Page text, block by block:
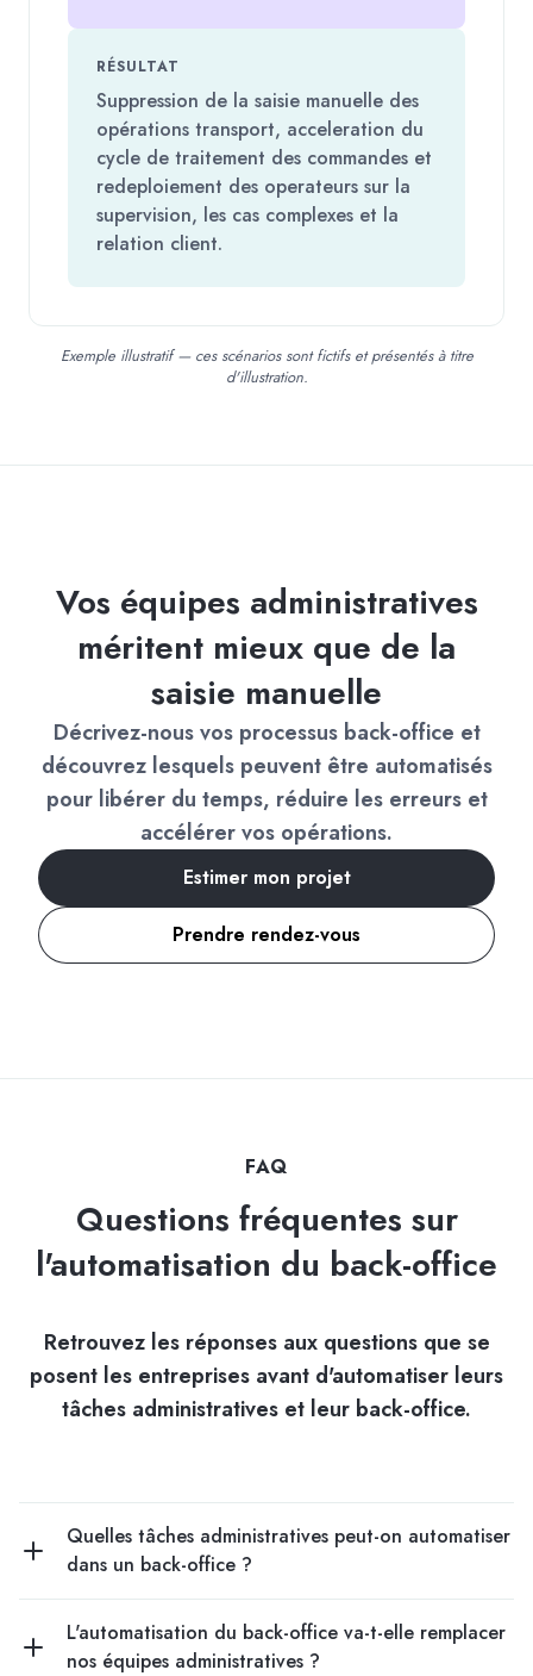
RÉSULTAT
Suppression de la saisie manuelle des
opérations transport, acceleration du
cycle de traitement des commandes et
redeploiement des operateurs sur la
supervision, les cas complexes et la
relation client.
Exemple illustratif — ces scénarios sont fictifs et présentés à titre
d'illustration.
Vos équipes administratives
méritent mieux que de la
saisie manuelle
Décrivez-nous vos processus back-office et
découvrez lesquels peuvent être automatisés
pour libérer du temps, réduire les erreurs et
accélérer vos opérations.
Estimer mon projet
Prendre rendez-vous
FAQ
Questions fréquentes sur
l'automatisation du back-office
Retrouvez les réponses aux questions que se
posent les entreprises avant d'automatiser leurs
tâches administratives et leur back-office.
Quelles tâches administratives peut-on automatiser
dans un back-office ?
L'automatisation du back-office va-t-elle remplacer
nos équipes administratives ?